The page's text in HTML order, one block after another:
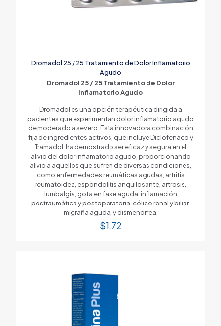
Dromadol 25 / 25 Tratamiento de Dolor Inflamatorio
Agudo
Dromadol 25 / 25 Tratamiento de Dolor
Inflamatorio Agudo
Dromadol es una opción terapéutica dirigida a
pacientes que experimentan dolor inflamatorio agudo
de moderado a severo. Esta innovadora combinación
fija de ingredientes activos, que incluye Diclofenaco y
Tramadol, ha demostrado ser eficaz y segura en el
alivio del dolor inflamatorio agudo, proporcionando
alivio a aquellos que sufren de diversas condiciones,
como enfermedades reumáticas agudas, artritis
reumatoidea, espondolitis anquilosante, artrosis,
lumbalgia, gota en fase aguda, inflamación
postraumática y postoperatoria, cólico renal y biliar,
migraña aguda, y dismenorrea.
$1.72